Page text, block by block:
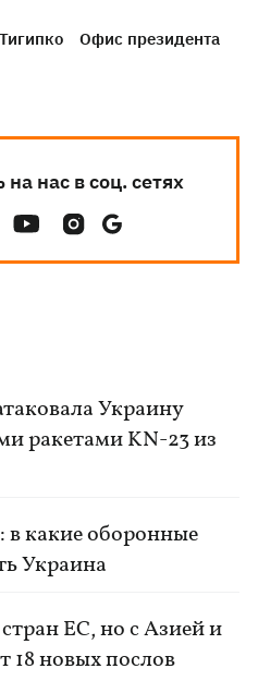
Офис президента
нас в соц. сетях
Украину
ракетами KN-23 из
какие оборонные
Украина
ЕС, но с Азией и
18 новых послов